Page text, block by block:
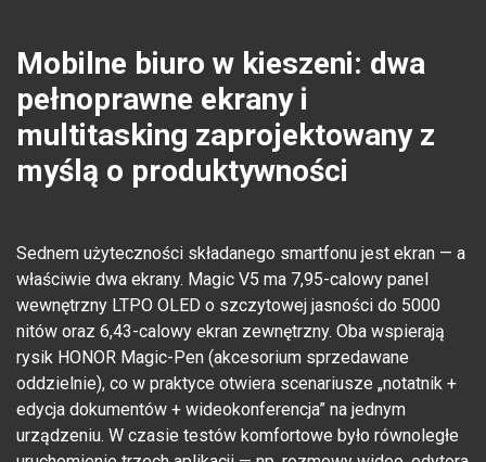
Mobilne biuro w kieszeni: dwa
pełnoprawne ekrany i
multitasking zaprojektowany z
myślą o produktywności
Sednem użyteczności składanego smartfonu jest ekran — a
właściwie dwa ekrany. Magic V5 ma 7,95-calowy panel
wewnętrzny LTPO OLED o szczytowej jasności do 5000
nitów oraz 6,43-calowy ekran zewnętrzny. Oba wspierają
rysik HONOR Magic-Pen (akcesorium sprzedawane
oddzielnie), co w praktyce otwiera scenariusze „notatnik +
edycja dokumentów + wideokonferencja” na jednym
urządzeniu. W czasie testów komfortowe było równoległe